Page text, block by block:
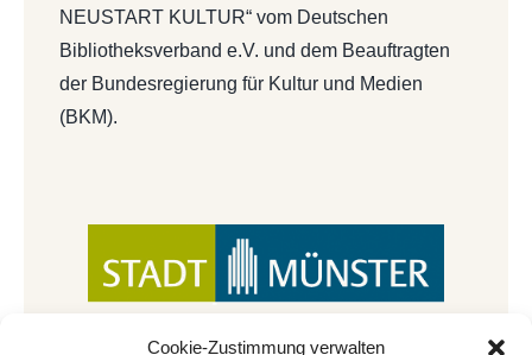
Cookie-Zustimmung verwalten
NEUSTART KULTUR“ vom Deutschen
Bibliotheksverband e.V. und dem Beauftragten
der Bundesregierung für Kultur und Medien
(BKM).